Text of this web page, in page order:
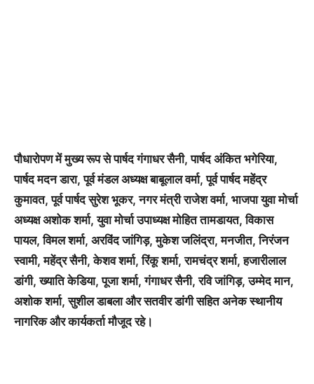
पौधारोपण में मुख्य रूप से पार्षद गंगाधर सैनी, पार्षद अंकित भगेरिया,
पार्षद मदन डारा, पूर्व मंडल अध्यक्ष बाबूलाल वर्मा, पूर्व पार्षद महेंद्र
कुमावत, पूर्व पार्षद सुरेश भूकर, नगर मंत्री राजेश वर्मा, भाजपा युवा मोर्चा
अध्यक्ष अशोक शर्मा, युवा मोर्चा उपाध्यक्ष मोहित तामडायत, विकास
पायल, विमल शर्मा, अरविंद जांगिड़, मुकेश जलिंद्रा, मनजीत, निरंजन
स्वामी, महेंद्र सैनी, केशव शर्मा, रिंकू शर्मा, रामचंद्र शर्मा, हजारीलाल
डांगी, ख्याति केडिया, पूजा शर्मा, गंगाधर सैनी, रवि जांगिड़, उम्मेद मान,
अशोक शर्मा, सुशील डाबला और सतवीर डांगी सहित अनेक स्थानीय
नागरिक और कार्यकर्ता मौजूद रहे।